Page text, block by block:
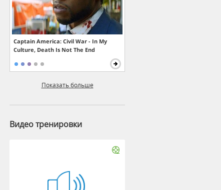
Captain America: Civil War - In My
Culture, Death Is Not The End
Показать больше
Видео тренировки